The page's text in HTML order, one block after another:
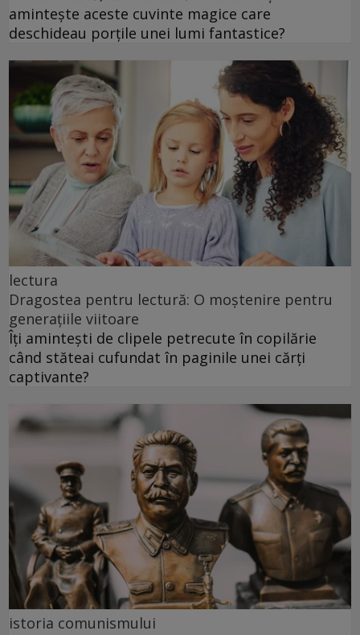
amintește aceste cuvinte magice care
deschideau porțile unei lumi fantastice?
lectura
Dragostea pentru lectură: O moștenire pentru
generațiile viitoare
Îți amintești de clipele petrecute în copilărie
când stăteai cufundat în paginile unei cărți
captivante?
istoria comunismului